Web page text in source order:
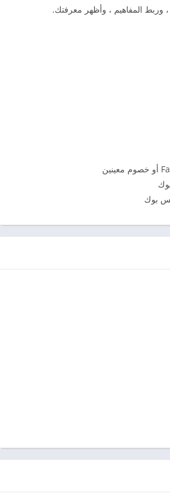
، وربط المفاهيم ، وأظهر معرفتك.
بوك